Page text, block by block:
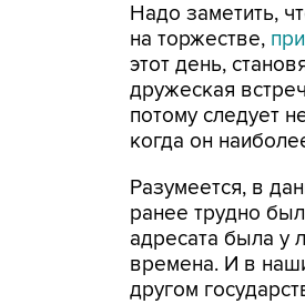
Надо заметить,
на торжестве,
этот день,
дружеская
потому следует
когда он
Разумеется, в
ранее трудно
адресата была у
времена. И в
другом